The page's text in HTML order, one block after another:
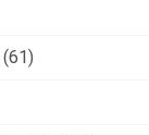
(61)